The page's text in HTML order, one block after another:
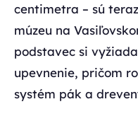
centimetra – sú
múzeu na
podstavec si
upevnenie, pričom
systém pák a